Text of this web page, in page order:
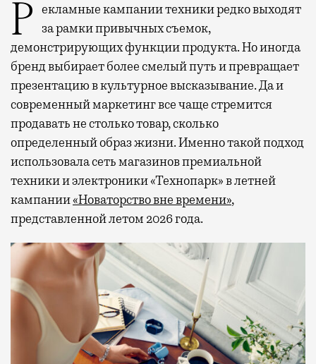
Рекламные кампании техники редко выходят
за рамки привычных съемок,
демонстрирующих функции продукта. Но иногда
бренд выбирает более смелый путь и превращает
презентацию в культурное высказывание. Да и
современный маркетинг все чаще стремится
продавать не столько товар, сколько
определенный образ жизни. Именно такой подход
использовала сеть магазинов премиальной
техники и электроники «Технопарк» в летней
кампании«Новаторство вне времени»,
представленной летом 2026 года.